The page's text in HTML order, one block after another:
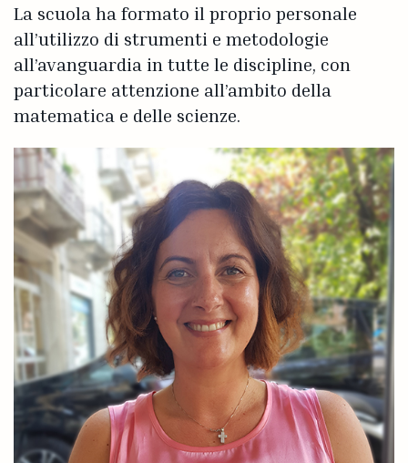
La scuola ha formato il proprio personale
all’utilizzo di strumenti e metodologie
all’avanguardia in tutte le discipline, con
particolare attenzione all’ambito della
matematica e delle scienze.